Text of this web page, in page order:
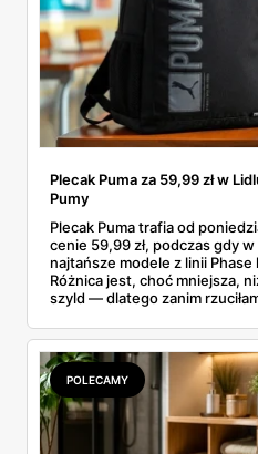
Plecak Puma za 59,99 zł w
Pumy
Plecak Puma trafia od
cenie 59,99 zł, podczas gdy
najtańsze modele z linii
Różnica jest, choć mniejsza,
szyld — dlatego zanim
rozpiska: co dokładnie
odpowiedniki u producenta i
się opłaci.
POLECAMY